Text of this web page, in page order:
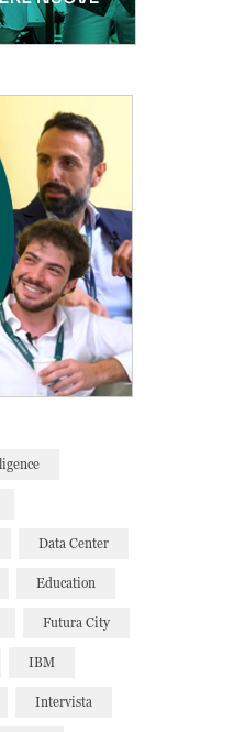
Data Center
Education
Futura City
IBM
Intervista